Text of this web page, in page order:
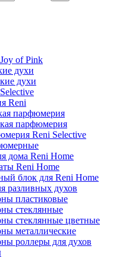
of Pink
духи
духи
Reni
парфюмерия
парфюмерия
Reni Selective
дома Reni Home
Reni Home
блок для Reni Home
разливных духов
пластиковые
стеклянные
стеклянные цветные
металлические
роллеры для духов